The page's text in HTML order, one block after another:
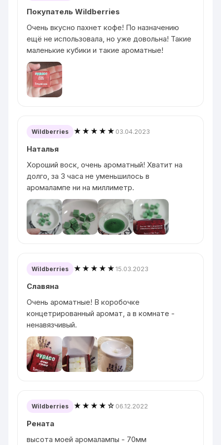
Покупатель Wildberries
Очень вкусно пахнет кофе! По назначению
ещё не использовала, но уже довольна! Такие
маленькие кубики и такие ароматные!
Wildberries ★★★★★ 03.04.2023
Наталья
Хороший воск, очень ароматный! Хватит на
долго, за 3 часа не уменьшилось в
аромалампе ни на миллиметр.
Wildberries ★★★★★15.03.2023
Славяна
Очень ароматные! В коробочке
концетрированный аромат, а в комнате -
ненавязчивый.
Wildberries ★★★★☆ 06.12.2022
Рената
высота моей аромалампы - 70мм